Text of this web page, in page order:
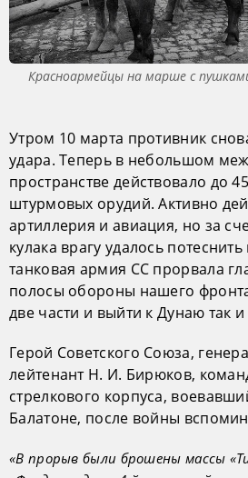
Красноармейцы на марше с
Утром 10 марта противник
удара. Теперь в небольшом
пространстве действовало до
штурмовых орудий. Активно
артиллерия и авиация, но за
кулака врагу удалось
танковая армия СС прорвала
полосы обороны нашего
две части и выйти к Дунаю так
Герой Советского Союза,
лейтенант Н. И. Бирюков,
стрелкового корпуса,
Балатоне, после войны
«В прорыв были брошены массы